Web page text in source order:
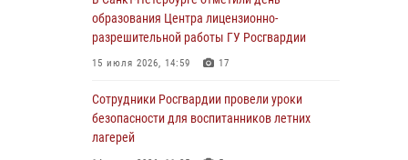
03 августа 2026, 10:07 7 1
В Ленобласти сотрудники ОМОН Росгвардии
профилактического мероприятия
03 августа 2026, 09:16 5
В Петербурге сотрудники Росгвардии
образования Центра лицензионно-
разрешительной работы ГУ Росгвардии
15 июля 2026, 14:59 17
Сотрудники Росгвардии провели уроки
безопасности для воспитанников летних
лагерей